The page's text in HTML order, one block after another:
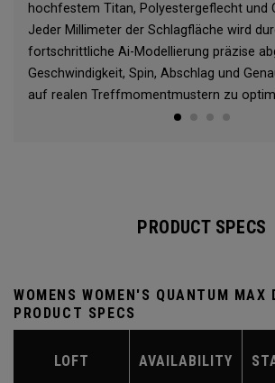
hochfestem Titan, Polyestergeflecht und
Jeder Millimeter der Schlagfläche wird
fortschrittliche Ai-Modellierung präzise
Geschwindigkeit, Spin, Abschlag und
auf realen Treffmomentmustern zu
PRODUCT SPECS
WOMENS WOMEN'S QUANTUM MAX
PRODUCT SPECS
LOFT AVAILABILITY